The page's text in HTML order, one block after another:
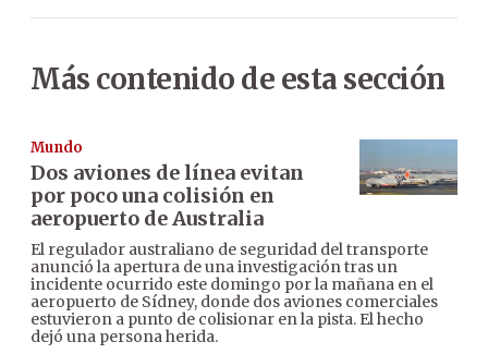
Más contenido de esta sección
Mundo
Dos aviones de línea evitan
por poco una colisión en
aeropuerto de Australia
El regulador australiano de seguridad del transporte
anunció la apertura de una investigación tras un
incidente ocurrido este domingo por la mañana en el
aeropuerto de Sídney, donde dos aviones comerciales
estuvieron a punto de colisionar en la pista. El hecho
dejó una persona herida.